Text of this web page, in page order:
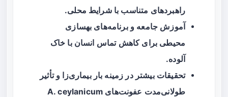
راهبردهای متناسب با شرایط محلی.
آموزش جامعه و برنامه‌های بهسازی
محیطی برای کاهش تماس انسان با خاک
آلوده.
تحقیقات بیشتر در زمینه بار بیماری‌زا و تأثیر
طولانی‌مدت عفونت‌های A. ceylanicum